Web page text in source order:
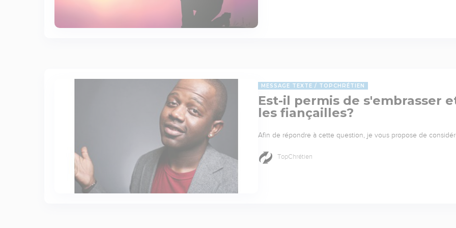
MESSAGE TEXTE TOPCHRÉTIEN
Est-il permis de s'embrasser
les fiançailles?
Afin de répondre à cette question, je vous propose de
TopChrétien